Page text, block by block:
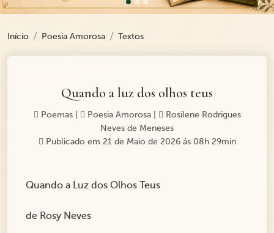
Início Poesia Amorosa Textos
Quando a luz dos olhos teus
Poemas| Poesia Amorosa|
Rosilene Rodrigues
Neves de Meneses
Publicado em 21 de Maio de 2026 ás 08h 29min
Quando a Luz dos Olhos Teus
de Rosy Neves